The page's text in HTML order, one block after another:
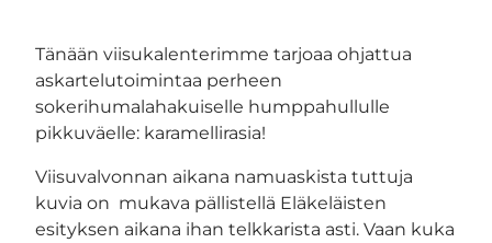
Tänään viisukalenterimme tarjoaa ohjattua
askartelutoimintaa perheen
sokerihumalahakuiselle humppahullulle
pikkuväelle: karamellirasia!
Viisuvalvonnan aikana namuaskista tuttuja
kuvia on mukava pällistellä Eläkeläisten
esityksen aikana ihan telkkarista asti. Vaan kuka